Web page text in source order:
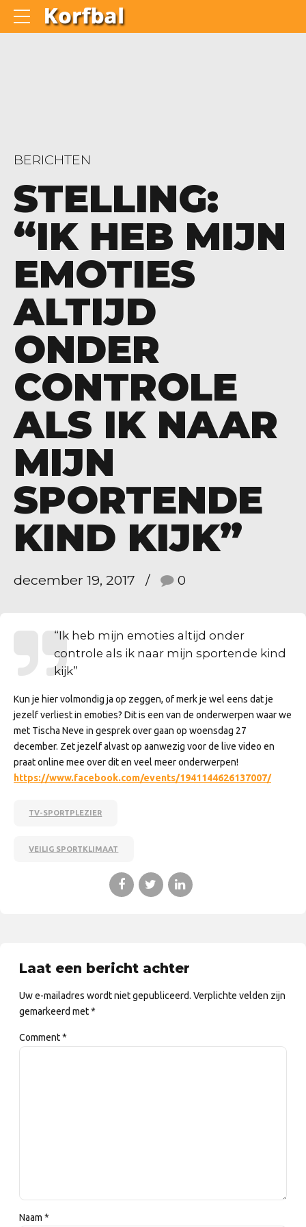
BERICHTEN
STELLING:
“IK HEB MIJN
EMOTIES
ALTIJD
ONDER
CONTROLE
ALS IK NAAR
MIJN
SPORTENDE
KIND KIJK”
december 19, 2017 0
“Ik heb mijn emoties altijd onder
controle als ik naar mijn sportende kind
kijk”
Kun je hier volmondig ja op zeggen, of merk je wel eens dat je
jezelf verliest in emoties? Dit is een van de onderwerpen waar we
met Tischa Neve in gesprek over gaan op woensdag 27
december. Zet jezelf alvast op aanwezig voor de live video en
praat online mee over dit en veel meer onderwerpen!
https://www.facebook.com/events/1941144626137007/
TV-SPORTPLEZIER
VEILIG SPORTKLIMAAT
Laat een bericht achter
Uw e-mailadres wordt niet gepubliceerd. Verplichte velden zijn
gemarkeerd met *
Comment*
Naam *